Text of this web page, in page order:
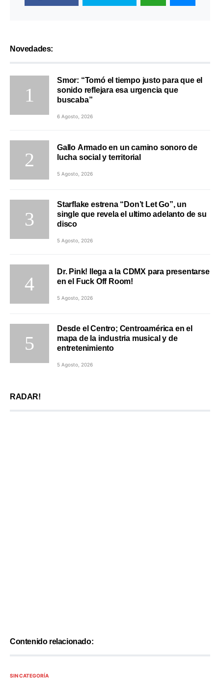
Novedades:
Smor: “Tomó el tiempo justo para que el
sonido reflejara esa urgencia que
buscaba”
6 Agosto, 2026
Gallo Armado en un camino sonoro de
lucha social y territorial
5 Agosto, 2026
Starflake estrena “Don’t Let Go”, un
single que revela el ultimo adelanto de su
disco
5 Agosto, 2026
Dr. Pink! llega a la CDMX para presentarse
en el Fuck Off Room!
5 Agosto, 2026
Desde el Centro; Centroamérica en el
mapa de la industria musical y de
entretenimiento
5 Agosto, 2026
RADAR!
Contenido relacionado:
SIN CATEGORÍA